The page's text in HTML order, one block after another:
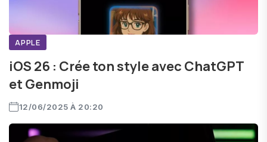
APPLE
iOS 26 : Crée ton style avec ChatGPT
et Genmoji
12/06/2025 À 20:20